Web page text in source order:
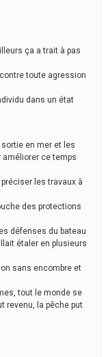
ça a trait à pas
toute agression
dans un état
en mer et les
améliorer ce temps
les travaux à
des protections
défenses du bateau
étaler en plusieurs
sans encombre et
tout le monde se
revenu, la pêche put